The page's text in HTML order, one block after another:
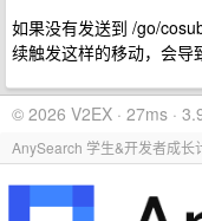
如果没有发送到 /go/
续触发这样的移动，会导
© 2026 V2EX · 27ms ·
AnySearch 学生&开发者成长